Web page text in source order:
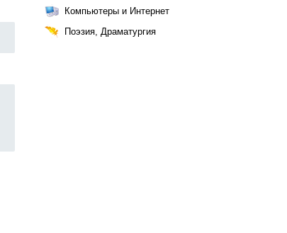
Компьютеры и Интернет
Поэзия, Драматургия